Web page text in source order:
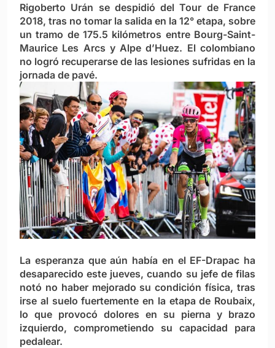
Rigoberto Urán se despidió del Tour de France
2018, tras no tomar la salida en la 12° etapa, sobre
un tramo de 175.5 kilómetros entre Bourg-Saint-
Maurice Les Arcs y Alpe d’Huez. El colombiano
no logró recuperarse de las lesiones sufridas en la
jornada de pavé.
La esperanza que aún había en el EF-Drapac ha
desaparecido este jueves, cuando su jefe de filas
notó no haber mejorado su condición física, tras
irse al suelo fuertemente en la etapa de Roubaix,
lo que provocó dolores en su pierna y brazo
izquierdo, comprometiendo su capacidad para
pedalear.